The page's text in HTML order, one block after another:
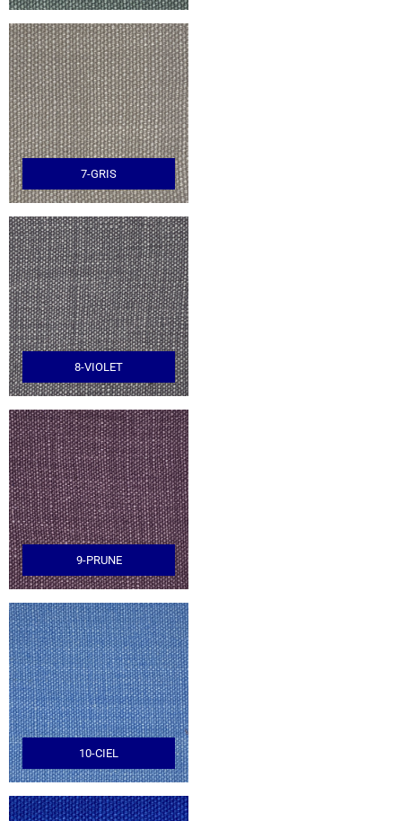
7-GRIS
8-VIOLET
9-PRUNE
10-CIEL